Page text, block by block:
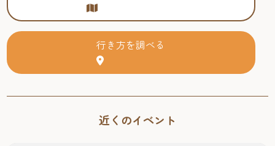
行き方を調べる
近くのイベント